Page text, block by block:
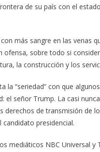
de su país con el
más sangre en las venas
sobre todo si
la construcción y los
la “seriedad” con que
el señor Trump. La casi
derechos de transmisión de
presidencial.
mediáticos NBC Universal y